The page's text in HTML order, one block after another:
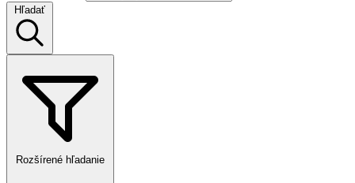
Hľadať
Rozšírené hľadanie